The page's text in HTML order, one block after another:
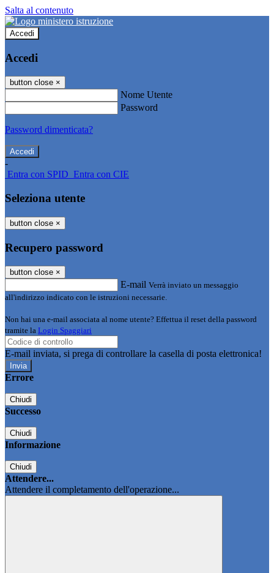
Salta al contenuto
Accedi
Accedi
button close ×
Nome Utente
Password
Password dimenticata?
-
Entra con SPID Entra con CIE
Seleziona utente
button close ×
Recupero password
button close ×
E-mail Verrà inviato un messaggio
all'indirizzo indicato con le istruzioni necessarie.
Non hai una e-mail associata al nome utente? Effettua il reset della password
tramite la Login Spaggiari
E-mail inviata, si prega di controllare la casella di posta elettronica!
Errore
Chiudi
Successo
Chiudi
Informazione
Chiudi
Attendere...
Attendere il completamento dell'operazione...